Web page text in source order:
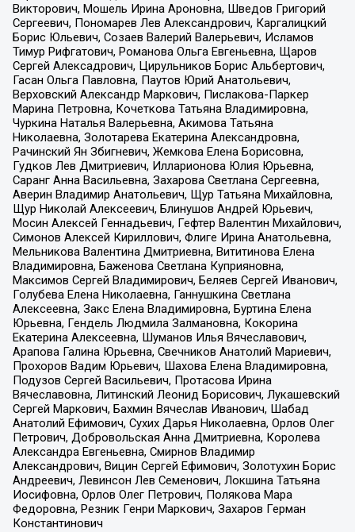
Викторович, Мошель Ирина Ароновна, Шведов Григорий
Сергеевич, Пономарев Лев Александрович, Каргалицкий
Борис Юльевич, Созаев Валерий Валерьевич, Исламов
Тимур Рифгатович, Романова Ольга Евгеньевна, Щаров
Сергей Алексадрович, Цирульников Борис Альбертович,
Гасан Ольга Павловна, Паутов Юрий Анатольевич,
Верховский Александр Маркович, Пислакова-Паркер
Марина Петровна, Кочеткова Татьяна Владимировна,
Чуркина Наталья Валерьевна, Акимова Татьяна
Николаевна, Золотарева Екатерина Александровна,
Рачинский Ян Збигневич, Жемкова Елена Борисовна,
Гудков Лев Дмитриевич, Илларионова Юлия Юрьевна,
Саранг Анна Васильевна, Захарова Светлана Сергеевна,
Аверин Владимир Анатольевич, Щур Татьяна Михайловна,
Щур Николай Алексеевич, Блинушов Андрей Юрьевич,
Мосин Алексей Геннадьевич, Гефтер Валентин Михайлович,
Симонов Алексей Кириллович, Флиге Ирина Анатольевна,
Мельникова Валентина Дмитриевна, Вититинова Елена
Владимировна, Баженова Светлана Куприяновна,
Максимов Сергей Владимирович, Беляев Сергей Иванович,
Голубева Елена Николаевна, Ганнушкина Светлана
Алексеевна, Закс Елена Владимировна, Буртина Елена
Юрьевна, Гендель Людмила Залмановна, Кокорина
Екатерина Алексеевна, Шуманов Илья Вячеславович,
Арапова Галина Юрьевна, Свечников Анатолий Мариевич,
Прохоров Вадим Юрьевич, Шахова Елена Владимировна,
Подузов Сергей Васильевич, Протасова Ирина
Вячеславовна, Литинский Леонид Борисович, Лукашевский
Сергей Маркович, Бахмин Вячеслав Иванович, Шабад
Анатолий Ефимович, Сухих Дарья Николаевна, Орлов Олег
Петрович, Добровольская Анна Дмитриевна, Королева
Александра Евгеньевна, Смирнов Владимир
Александрович, Вицин Сергей Ефимович, Золотухин Борис
Андреевич, Левинсон Лев Семенович, Локшина Татьяна
Иосифовна, Орлов Олег Петрович, Полякова Мара
Федоровна, Резник Генри Маркович, Захаров Герман
Константинович